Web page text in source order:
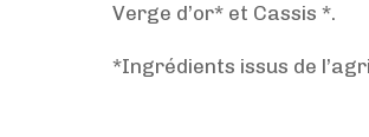
Verge d’or* et Cassis *.
*Ingrédients issus de